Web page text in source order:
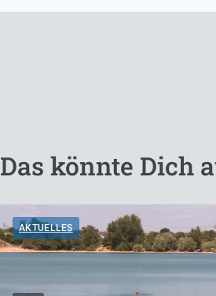
Das könnte Dich
AKTUELLES